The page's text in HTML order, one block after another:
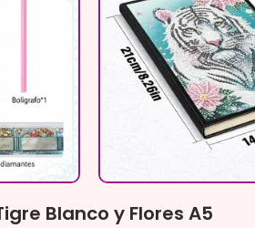
Blanco y Flores A5